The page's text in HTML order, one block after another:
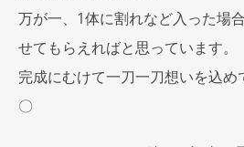
万が一、1体に割れなど入った場
せてもらえればと思っています。
完成にむけて一刀一刀想いを込
〇